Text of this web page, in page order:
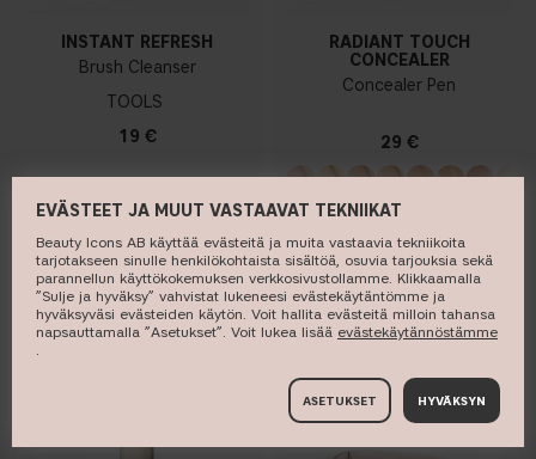
INSTANT REFRESH
Brush Cleanser
TOOLS
19 €
OSTA
RADIANT TOUCH
CONCEALER
Concealer Pen
29 €
OSTA
EVÄSTEET JA MUUT VASTAAVAT TEKNIIKAT
Beauty Icons AB käyttää evästeitä ja muita vastaavia tekniikoita
tarjotakseen sinulle henkilökohtaista sisältöä, osuvia tarjouksia sekä
parannellun käyttökokemuksen verkkosivustollamme. Klikkaamalla
”Sulje ja hyväksy” vahvistat lukeneesi evästekäytäntömme ja
hyväksyväsi evästeiden käytön. Voit hallita evästeitä milloin tahansa
napsauttamalla ”Asetukset”. Voit lukea lisää ​ evästekäytännöstämme
.
ASETUKSET HYVÄKSYN